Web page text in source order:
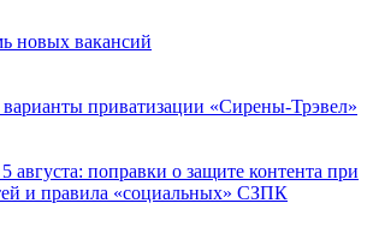
новых вакансий
приватизации «Сирены-Трэвел»
августа: поправки о защите контента при
и правила «социальных» СЗПК